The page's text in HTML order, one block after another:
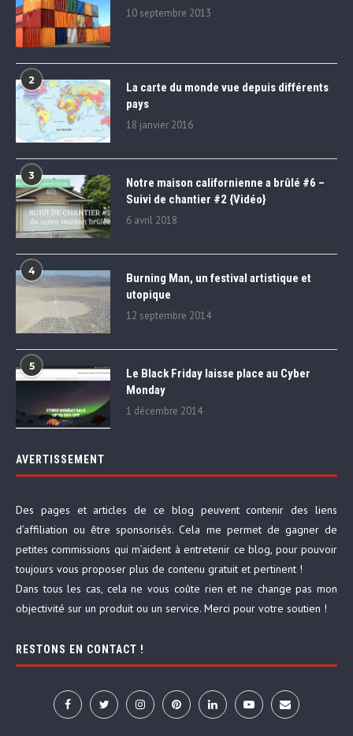
10 septembre 2013
2
La carte du monde vue depuis différents
pays
18 janvier 2016
3
Notre maison californienne a brûlé #6 –
Suivi de chantier #2 {Vidéo}
6 avril 2018
4
Burning Man, un festival artistique et
utopique
12 septembre 2014
5
Le Black Friday laisse place au Cyber
Monday
1 décembre 2014
AVERTISSEMENT
Des pages et articles de ce blog peuvent contenir des liens
d’affiliation ou être sponsorisés. Cela me permet de gagner de
petites commissions qui m’aident à entretenir ce blog, pour pouvoir
toujours vous proposer plus de contenu gratuit et pertinent !
Dans tous les cas, cela ne vous coûte rien et ne change pas mon
objectivité sur un produit ou un service. Merci pour votre soutien !
RESTONS EN CONTACT !